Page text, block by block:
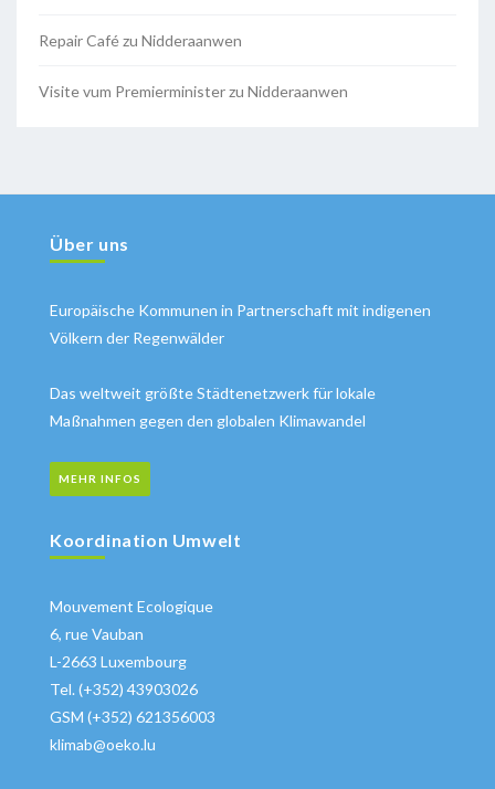
Repair Café zu Nidderaanwen
Visite vum Premierminister zu Nidderaanwen
Über uns
Europäische Kommunen in Partnerschaft mit indigenen
Völkern der Regenwälder
Das weltweit größte Städtenetzwerk für lokale
Maßnahmen gegen den globalen Klimawandel
MEHR INFOS
Koordination Umwelt
Mouvement Ecologique
6, rue Vauban
L-2663 Luxembourg
Tel. (+352) 43903026
GSM (+352) 621356003
klimab@oeko.lu